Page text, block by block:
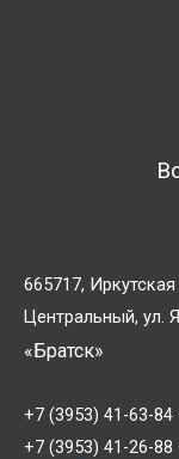
665717,
Центральный, ул.
«Братск»
+7 (3953) 41-63-
+7 (3953) 41-26-